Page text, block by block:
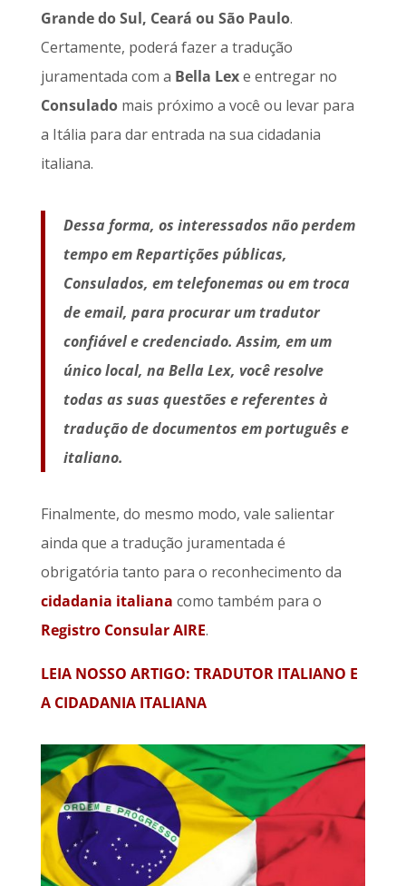
Grande do Sul, Ceará ou São Paulo.
Certamente, poderá fazer a tradução
juramentada com a Bella Lexe entregar no
Consuladomais próximo a você ou levar para
a Itália para dar entrada na sua cidadania
italiana.
Dessa forma, os interessados não perdem
tempo em Repartições públicas,
Consulados, em telefonemas ou em troca
de email, para procurar um tradutor
confiável e credenciado. Assim, em um
único local, na Bella Lex, você resolve
todas as suas questões e referentes à
tradução de documentos em português e
italiano.
Finalmente, do mesmo modo, vale salientar
ainda que a tradução juramentada é
obrigatória tanto para o reconhecimento da
cidadania italiana como também para o
Registro Consular AIRE.
LEIA NOSSO ARTIGO: TRADUTOR ITALIANO E
A CIDADANIA ITALIANA